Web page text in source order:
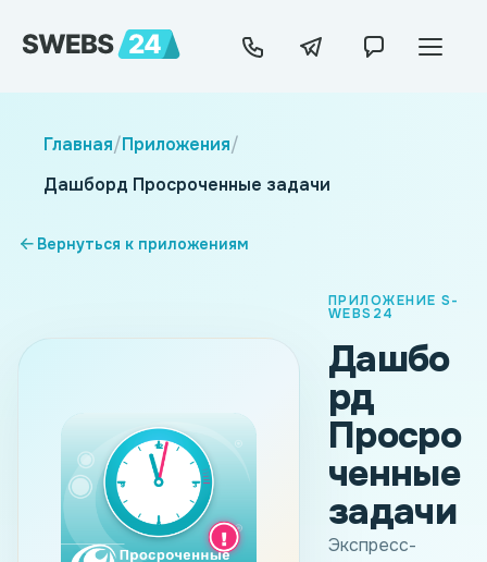
Главная/Приложения/
Дашборд Просроченные задачи
Вернуться к приложениям
ПРИЛОЖЕНИЕ S-
WEBS24
Дашбо
рд
Просро
ченные
задачи
Экспресс-